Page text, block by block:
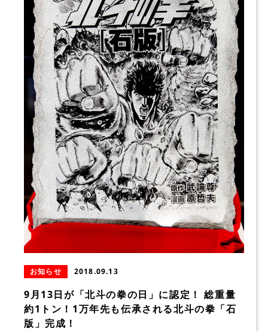
お知らせ 2018.09.13
9月13日が「北斗の拳の日」に認定！ 総重量
約1トン！1万年先も伝承される北斗の拳「石
版」完成！